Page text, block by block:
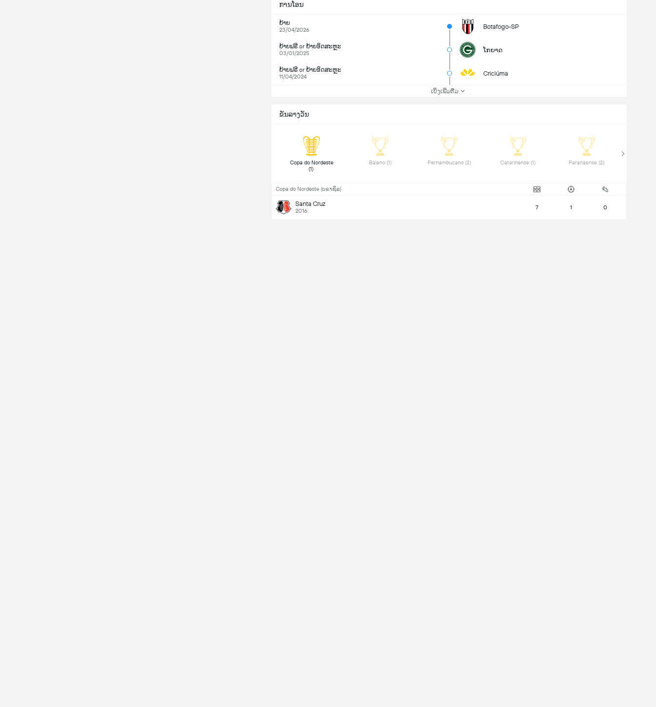
ການໂອນ
ຍ້າຍ
23/04/2026
Botafogo-SP
ຍ້າຍຟຣີ or ຍ້າຍອິດສະຫຼະ
03/01/2025
ໂກຍາດ
ຍ້າຍຟຣີ or ຍ້າຍອິດສະຫຼະ
11/04/2024
Criciúma
ເບິ່ງເພີ່ມຕື່ມ
ຂັນລາງວັນ
Copa do Nordeste
(1)
Pernambucano (2) Catarinense (1)
Copa do Nordeste (ບຣາຊິລ)
Santa Cruz
2016 7 1 0